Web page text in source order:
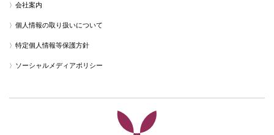
会社案内
個人情報の取り扱いについて
特定個人情報等保護方針
ソーシャルメディアポリシー